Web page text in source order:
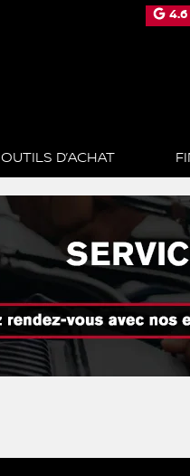
4.6
OUTILS D’ACHAT